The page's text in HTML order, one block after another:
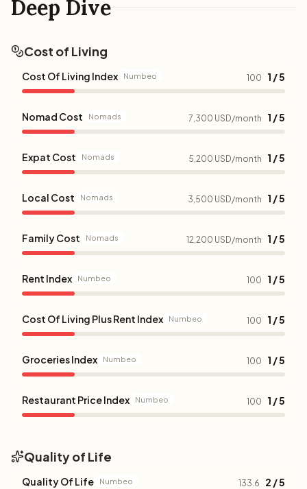
Deep Dive
Cost of Living
Cost Of Living Index Numbeo 100 1 / 5
Nomad Cost Nomads 7,300 USD/month 1 / 5
Expat Cost Nomads 5,200 USD/month 1 / 5
Local Cost Nomads 3,500 USD/month 1 / 5
Family Cost Nomads 12,200 USD/month 1 / 5
Rent Index Numbeo 100 1 / 5
Cost Of Living Plus Rent Index Numbeo 100 1 / 5
Groceries Index Numbeo 100 1 / 5
Restaurant Price Index Numbeo 100 1 / 5
Quality of Life
Quality Of Life Numbeo 133.6 2 / 5